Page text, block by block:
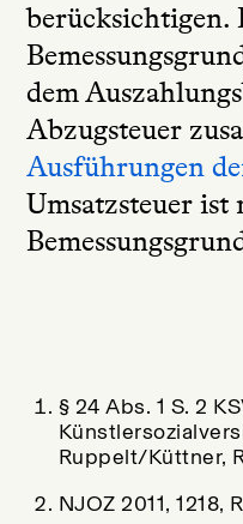
berücksichtigen.
dem
Abzugsteuer
Ausführungen
Umsatzsteuer
§ 24 Abs. 1 S. 2
Ruppelt/Küttner,
NJOZ 2011, 1218,